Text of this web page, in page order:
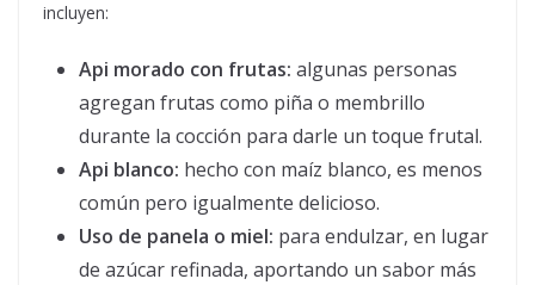
incluyen:
Api morado con frutas: algunas personas
agregan frutas como piña o membrillo
durante la cocción para darle un toque frutal.
Api blanco: hecho con maíz blanco, es menos
común pero igualmente delicioso.
Uso de panela o miel: para endulzar, en lugar
de azúcar refinada, aportando un sabor más